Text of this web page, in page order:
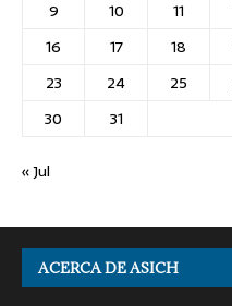
9
10 11
16
17 18
23
24 25
30
31
« Jul
ACERCA DE ASICH